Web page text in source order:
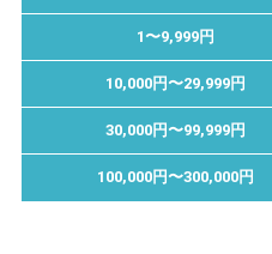
1〜9,999円
10,000円〜29,999円
30,000円〜99,999円
100,000円〜300,000円